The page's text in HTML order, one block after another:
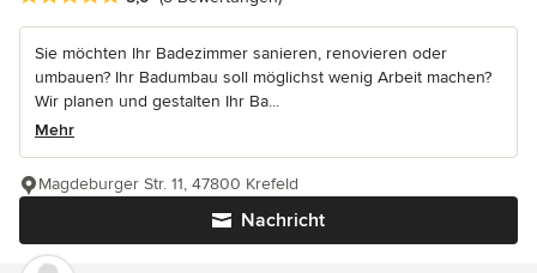
Sie möchten Ihr Badezimmer sanieren, renovieren oder
umbauen? Ihr Badumbau soll möglichst wenig Arbeit machen?
Wir planen und gestalten Ihr Ba...
Mehr
Nachricht
Magdeburger Str. 11, 47800 Krefeld